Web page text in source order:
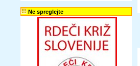
Ne spreglejte